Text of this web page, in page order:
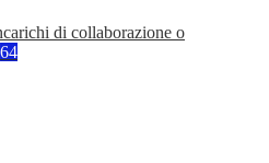
di collaborazione o
64